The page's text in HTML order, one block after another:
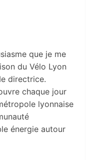
que je me
du Vélo Lyon
directrice.
chaque jour
lyonnaise
énergie autour